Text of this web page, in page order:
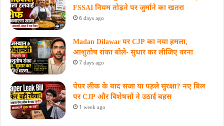
FSSAI नियम तोड़ने पर जुर्माने का खतरा
6 days ago
Madan Dilawar पर CJP का नया हमला,
आशुतोष रांका बोले- सुधार कर लीजिए वरना
7 days ago
पेपर लीक के बाद सजा या पहले सुरक्षा? नए बिल
पर CJP और विशेषज्ञों ने उठाई बहस
1 week ago